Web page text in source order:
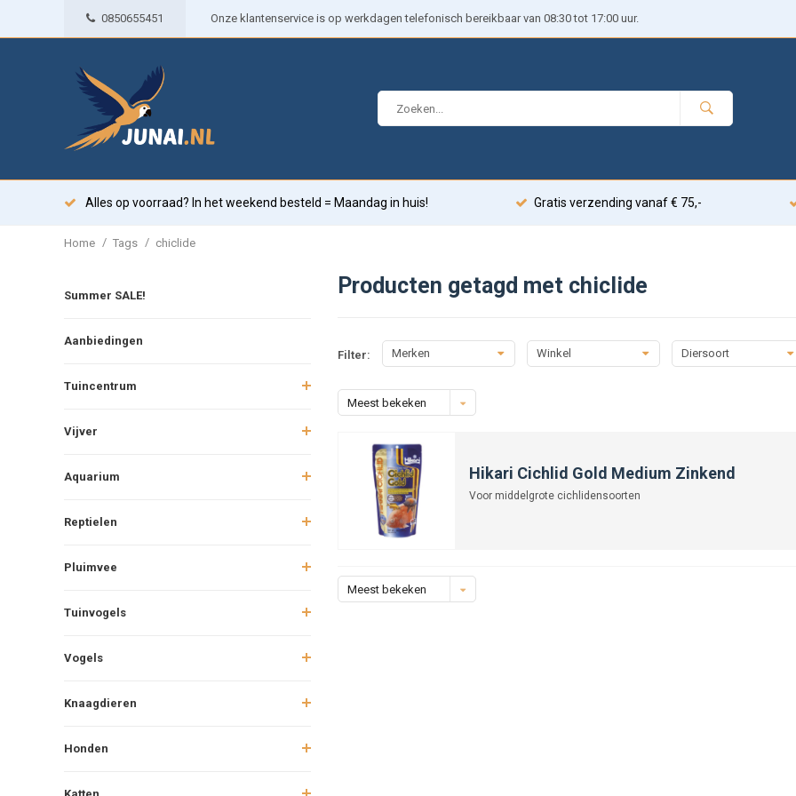
0850655451 Onze klantenservice is op werkdagen telefonisch bereikbaar van 08:30 tot 17:00 uur.
Alles op voorraad? In het weekend besteld = Maandag in huis! Gratis verzending vanaf € 75,-
Home / Tags / chiclide
Summer SALE!
Aanbiedingen
Tuincentrum
Vijver
Aquarium
Reptielen
Pluimvee
Tuinvogels
Vogels
Knaagdieren
Honden
Producten getagd met chiclide
Filter: Merken Winkel Diersoort
Meest bekeken
Hikari Cichlid Gold Medium Zinkend
Voor middelgrote cichlidensoorten
Meest bekeken